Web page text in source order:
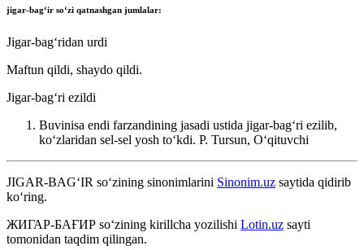
jigar-bag‘ir soʻzi qatnashgan jumlalar:
Jigar-bagʻridan urdi
Maftun qildi, shaydo qildi.
Jigar-bagʻri ezildi
Buvinisa endi farzandining jasadi ustida jigar-bagʻri ezilib,
koʻzlaridan sel-sel yosh toʻkdi. P. Tursun, Oʻqituvchi
JIGAR-BAG‘IR so‘zining sinonimlarini Sinonim.uz saytida qidirib
ko‘ring.
ЖИГАР-БАҒИР so‘zining kirillcha yozilishi Lotin.uz sayti
tomonidan taqdim qilingan.